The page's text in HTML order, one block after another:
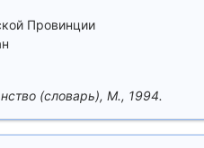
Провинции
(словарь), М., 1994.